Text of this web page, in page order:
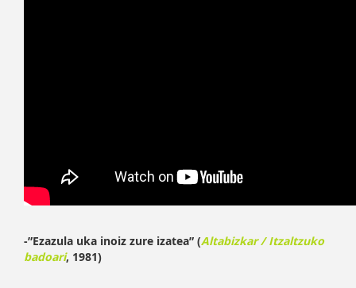
-”Ezazula uka inoiz zure izatea” (Altabizkar / Itzaltzuko
badoari, 1981)